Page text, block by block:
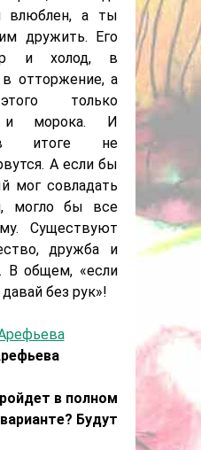
влюблен, а ты
дружить. Его
и холод, в
отторжение, а
только
и морока. И
в итоге не
А если бы
мог совладать
могло бы все
Существуют
дружба и
В общем, «если
без рук»!
в полном
Будут